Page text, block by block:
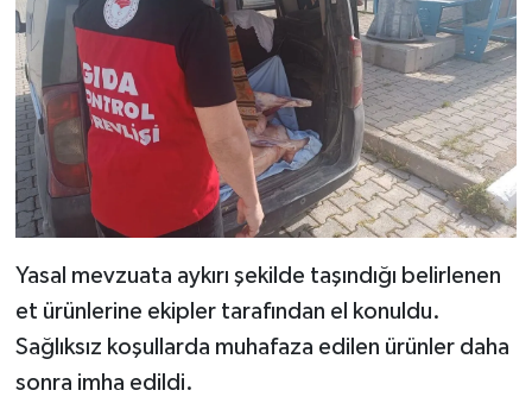
Yasal mevzuata aykırı şekilde taşındığı belirlenen
et ürünlerine ekipler tarafından el konuldu.
Sağlıksız koşullarda muhafaza edilen ürünler daha
sonra imha edildi.